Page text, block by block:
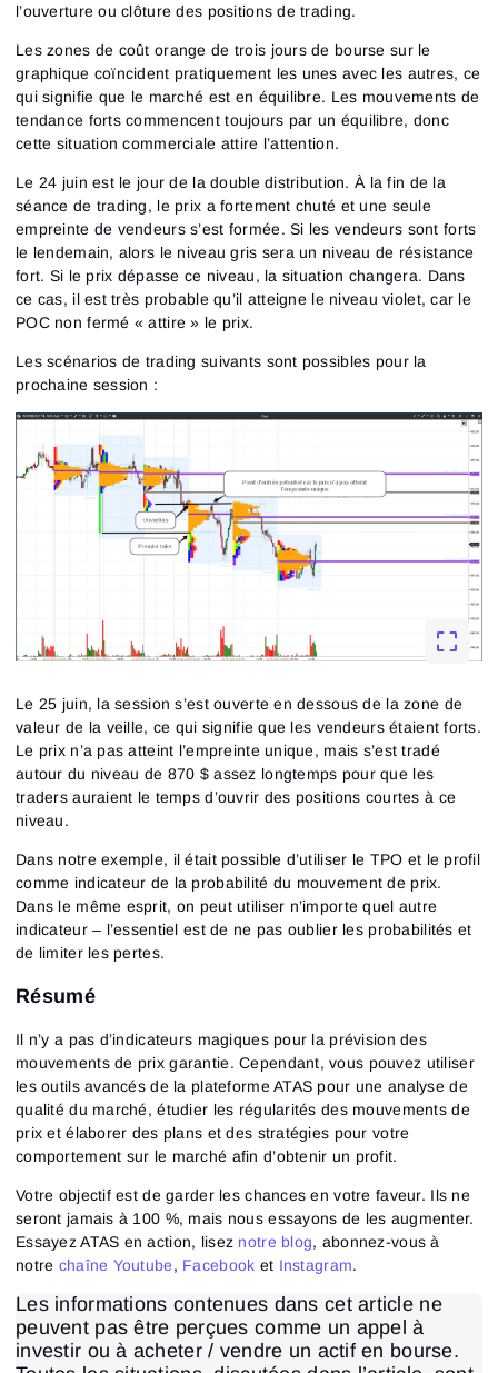
l’ouverture ou clôture des positions de trading.
Les zones de coût orange de trois jours de bourse sur le
graphique coïncident pratiquement les unes avec les autres, ce
qui signifie que le marché est en équilibre. Les mouvements de
tendance forts commencent toujours par un équilibre, donc
cette situation commerciale attire l’attention.
Le 24 juin est le jour de la double distribution. À la fin de la
séance de trading, le prix a fortement chuté et une seule
empreinte de vendeurs s’est formée. Si les vendeurs sont forts
le lendemain, alors le niveau gris sera un niveau de résistance
fort. Si le prix dépasse ce niveau, la situation changera. Dans
ce cas, il est très probable qu’il atteigne le niveau violet, car le
POC non fermé « attire » le prix.
Les scénarios de trading suivants sont possibles pour la
prochaine session :
Le 25 juin, la session s’est ouverte en dessous de la zone de
valeur de la veille, ce qui signifie que les vendeurs étaient forts.
Le prix n’a pas atteint l’empreinte unique, mais s’est tradé
autour du niveau de 870 $ assez longtemps pour que les
traders auraient le temps d’ouvrir des positions courtes à ce
niveau.
Dans notre exemple, il était possible d’utiliser le TPO et le profil
comme indicateur de la probabilité du mouvement de prix.
Dans le même esprit, on peut utiliser n’importe quel autre
indicateur – l’essentiel est de ne pas oublier les probabilités et
de limiter les pertes.
Résumé
Il n’y a pas d’indicateurs magiques pour la prévision des
mouvements de prix garantie. Cependant, vous pouvez utiliser
les outils avancés de la plateforme ATAS pour une analyse de
qualité du marché, étudier les régularités des mouvements de
prix et élaborer des plans et des stratégies pour votre
comportement sur le marché afin d’obtenir un profit.
Votre objectif est de garder les chances en votre faveur. Ils ne
seront jamais à 100 %, mais nous essayons de les augmenter.
Essayez ATAS en action, lisez notre blog, abonnez-vous à
notre chaîne Youtube, Facebook et Instagram.
Les informations contenues dans cet article ne
peuvent pas être perçues comme un appel à
investir ou à acheter / vendre un actif en bourse.